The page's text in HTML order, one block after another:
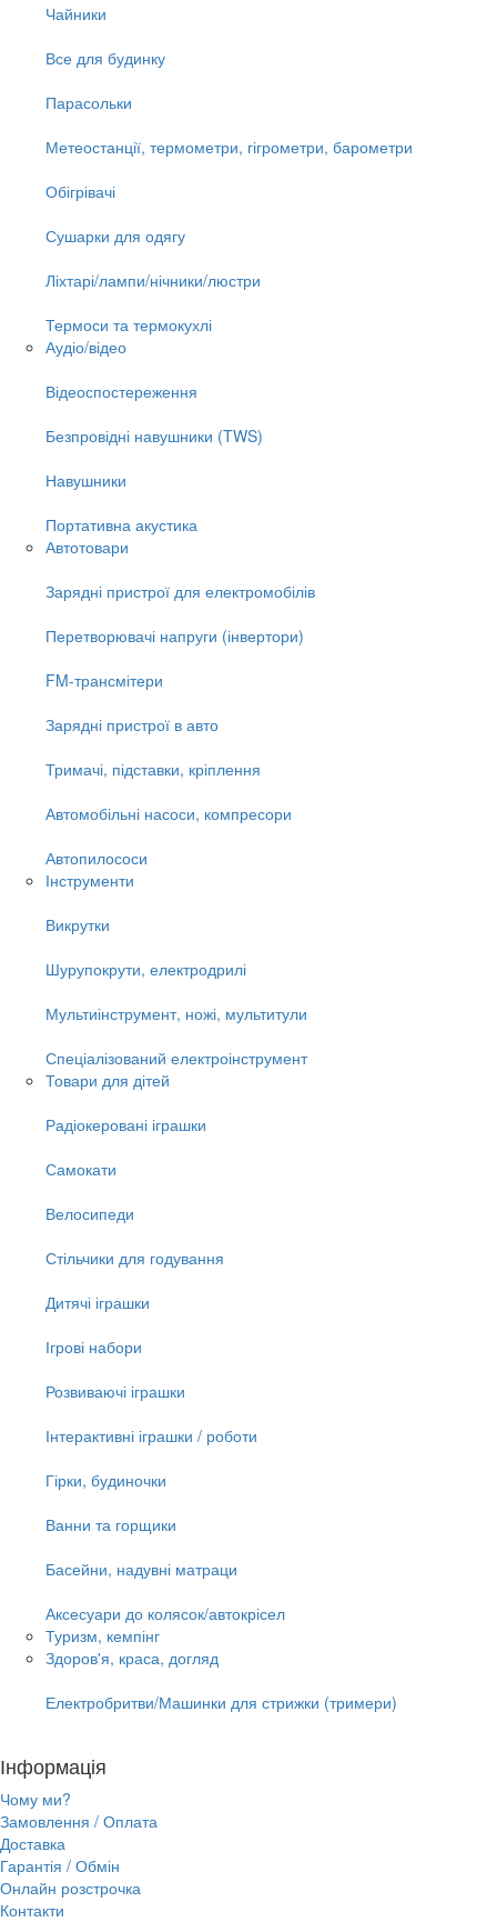
Чайники
Все для будинку
Парасольки
Метеостанції, термометри, гігрометри, барометри
Обігрівачі
Сушарки для одягу
Ліхтарі/лампи/нічники/люстри
Термоси та термокухлі
Аудіо/відео
Відеоспостереження
Безпровідні навушники (TWS)
Навушники
Портативна акустика
Автотовари
Зарядні пристрої для електромобілів
Перетворювачі напруги (інвертори)
FM-трансмітери
Зарядні пристрої в авто
Тримачі, підставки, кріплення
Автомобільні насоси, компресори
Автопилососи
Інструменти
Викрутки
Шурупокрути, електродрилі
Мультиінструмент, ножі, мультитули
Спеціалізований електроінструмент
Товари для дітей
Радіокеровані іграшки
Самокати
Велосипеди
Стільчики для годування
Дитячі іграшки
Ігрові набори
Розвиваючі іграшки
Інтерактивні іграшки / роботи
Гірки, будиночки
Ванни та горщики
Басейни, надувні матраци
Аксесуари до колясок/автокрісел
Туризм, кемпінг
Здоров'я, краса, догляд
Електробритви/Машинки для стрижки (тримери)
Інформація
Чому ми?
Замовлення / Оплата
Доставка
Гарантія / Обмін
Онлайн розстрочка
Контакти